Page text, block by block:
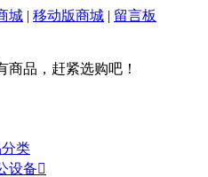
城 | 移动版商城 | 留言板
商品，赶紧选购吧！
类
设备